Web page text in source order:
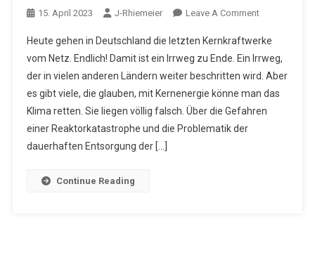
15. April 2023 J-Rhiemeier Leave A CommentOn
Eines
Irrwegs
Heute gehen in Deutschland die letzten Kernkraftwerke
vom Netz. Endlich! Damit ist ein Irrweg zu Ende. Ein Irrweg,
der in vielen anderen Ländern weiter beschritten wird. Aber
es gibt viele, die glauben, mit Kernenergie könne man das
Klima retten. Sie liegen völlig falsch. Über die Gefahren
einer Reaktorkatastrophe und die Problematik der
dauerhaften Entsorgung der […]
Continue Reading